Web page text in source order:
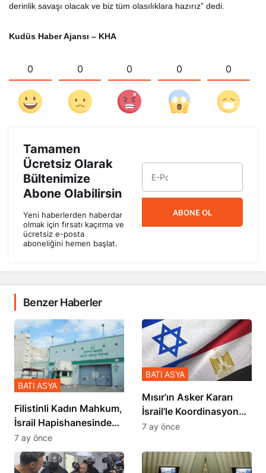
derinlik savaşı olacak ve biz tüm olasılıklara hazırız” dedi.
Kudüs Haber Ajansı – KHA
0 0 0 0 0
Tamamen
Ücretsiz Olarak
Bültenimize
Abone Olabilirsin
Yeni haberlerden haberdar
olmak için fırsatı kaçırma ve
ücretsiz e-posta
aboneliğini hemen başlat.
ABONE OL
Benzer Haberler
Filistinli Kadın Mahkum,
İsrail Hapishanesindeki
Zulmü Anlattı
BATI ASYA
7 ay önce
Mısır’ın Asker Kararı
İsrail’le Koordinasyon
İçinde Gerçekleşmiş
BATI ASYA
7 ay önce